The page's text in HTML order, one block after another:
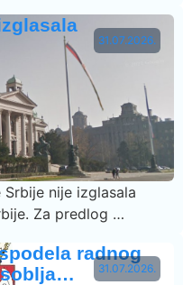
31.07.2026.
nije izglasala
Za predlog …
31.07.2026.
radnog